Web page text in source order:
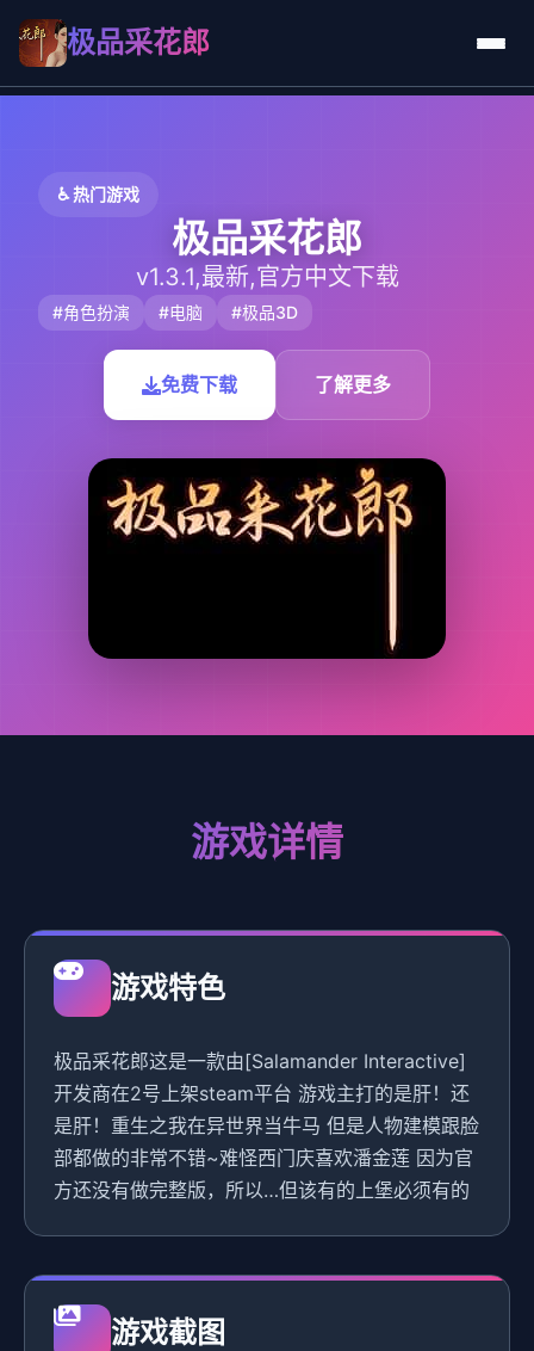
极品采花郎
♿ 热门游戏
极品采花郎
v1.3.1,最新,官方中文下载
#角色扮演 #电脑 #极品3D
免费下载 了解更多
游戏详情
游戏特色
极品采花郎这是一款由[Salamander Interactive]
开发商在2号上架steam平台 游戏主打的是肝！还
是肝！重生之我在异世界当牛马 但是人物建模跟脸
部都做的非常不错~难怪西门庆喜欢潘金莲 因为官
方还没有做完整版，所以…但该有的上堡必须有的
游戏截图